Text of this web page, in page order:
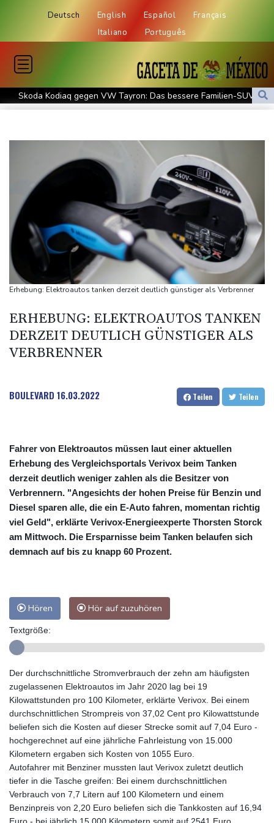
Deutsch English Español
Français
Italiano
Português
Skoda Kodiaq gegen VW Tayron: Das bessere Familien-SUV
Leagues Cup: Müller mit Vancouver schon ausgeschieden
Südkoreas Verband gibt Massagen-Skandal zu: "Desolate Lage"
Größer als alle bisherigen US-Anlagen: Amazon finanziert für
Rechenzentren riesiges Gaskraftwerk
Nächste Pleite im Leagues Cup für Müller und Vancouver
Nowotny sieht Klopp als mögliche Stütze im Jugendbereich
Bayer-Boss Carro: "Wir wollen Titel gewinnen"
Bericht: EU importiert wieder mehr Flüssiggas aus Russland
Militärverwaltung: Mindestens drei Tote durch russische Angriffe
Erhebung: Elektroautos tanken derzeit deutlich günstiger als Verbrenner
ERHEBUNG: ELEKTROAUTOS TANKEN
DERZEIT DEUTLICH GÜNSTIGER ALS
VERBRENNER
BOULEVARD 16.03.2022 Teilen Teilen
Fahrer von Elektroautos müssen laut einer aktuellen
Erhebung des Vergleichsportals Verivox beim Tanken
derzeit deutlich weniger zahlen als die Besitzer von
Verbrennern. "Angesichts der hohen Preise für Benzin und
Diesel sparen alle, die ein E-Auto fahren, momentan richtig
viel Geld", erklärte Verivox-Energieexperte Thorsten Storck
am Mittwoch. Die Ersparnisse beim Tanken belaufen sich
demnach auf bis zu knapp 60 Prozent.
Hören Hör auf zuzuhören
Textgröße:
Der durchschnittliche Stromverbrauch der zehn am häufigsten
zugelassenen Elektroautos im Jahr 2020 lag bei 19
Kilowattstunden pro 100 Kilometer, erklärte Verivox. Bei einem
durchschnittlichen Strompreis von 37,02 Cent pro Kilowattstunde
beliefen sich die Kosten auf dieser Strecke somit auf 7,04 Euro -
hochgerechnet auf eine jährliche Fahrleistung von 15.000
Kilometern ergaben sich Kosten von 1055 Euro.
Autofahrer mit Benziner mussten laut Verivox zuletzt deutlich
tiefer in die Tasche greifen: Bei einem durchschnittlichen
Verbrauch von 7,7 Litern auf 100 Kilometern und einem
Benzinpreis von 2,20 Euro beliefen sich die Tankkosten auf 16,94